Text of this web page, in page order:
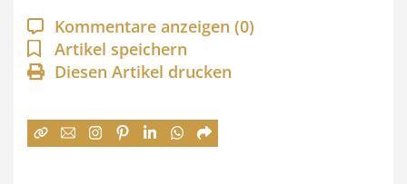
a
n
n
:
Kommentare anzeigen (0)
Artikel speichern
Diesen Artikel drucken